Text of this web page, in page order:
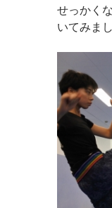
せっかく
いてみまし